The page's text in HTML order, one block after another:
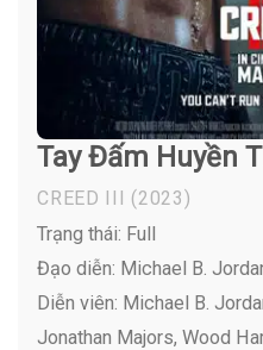
Tay Đấm Huyền
CREED III (2023)
Trạng thái: Full
Đạo diễn: Michael B.
Diễn viên: Michael B.
Jonathan Majors, Wood